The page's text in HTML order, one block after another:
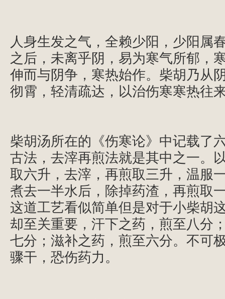
人身生发之气，全赖少阳，少阳属
之后，未离乎阴，易为寒气所郁，
伸而与阴争，寒热始作。柴胡乃从
彻霄，轻清疏达，以治伤寒寒热往
柴胡汤所在的《伤寒论》中记载了
古法，去滓再煎法就是其中之一。
取六升，去滓，再煎取三升，温服
煮去一半水后，除掉药渣，再煎取
这道工艺看似简单但是对于小柴胡
却至关重要，汗下之药，煎至八分
七分；滋补之药，煎至六分。不可
骤干，恐伤药力。